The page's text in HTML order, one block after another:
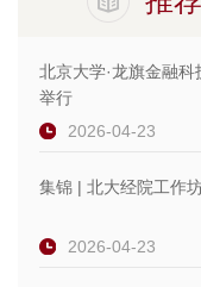
北京大学·龙旗金融
举行
2026-04-23
集锦 | 北大经院工作
2026-04-23